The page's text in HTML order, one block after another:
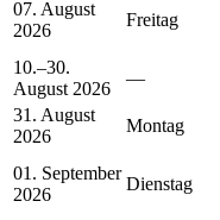
07. August
2026
Freitag
10.–30.
August 2026
—
31. August
2026
Montag
01. September
2026
Dienstag